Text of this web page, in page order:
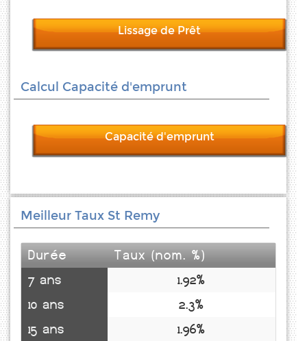
Lissage de Prêt
Calcul Capacité d'emprunt
Capacité d'emprunt
Meilleur Taux St Remy
Durée
Taux (nom. %)
7 ans
1.92%
10 ans
2.3%
15 ans
1.96%